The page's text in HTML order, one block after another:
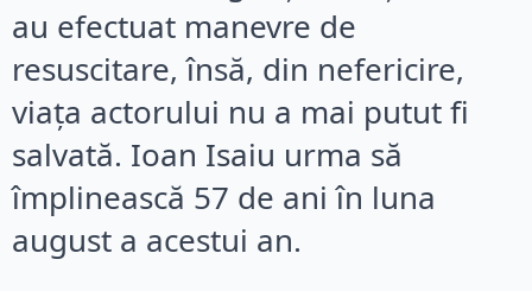
au efectuat manevre de
resuscitare, însă, din nefericire,
viața actorului nu a mai putut fi
salvată. Ioan Isaiu urma să
împlinească 57 de ani în luna
august a acestui an.